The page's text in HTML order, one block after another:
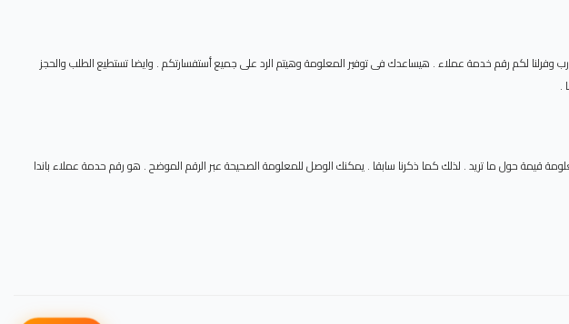
لكم رقم خدمة عملاء . هيساعدك فى توفير المعلومة وهيتم الرد على جميع أستفسارتكم . وايضا تستطيع الطلب والحجز
.
قيمة حول ما تريد . لذلك كما ذكرنا سابقا . يمكنك الوصل للمعلومة الصحيحة عبر الرقم الموضح . هو رقم حدمة عملاء باندا